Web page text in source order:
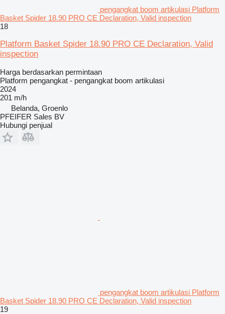
pengangkat boom artikulasi Platform
Basket Spider 18.90 PRO CE Declaration, Valid inspection
18
Platform Basket Spider 18.90 PRO CE Declaration, Valid
inspection
Harga berdasarkan permintaan
Platform pengangkat - pengangkat boom artikulasi
2024
201 m/h
Belanda, Groenlo
PFEIFER Sales BV
Hubungi penjual
pengangkat boom artikulasi Platform
Basket Spider 18.90 PRO CE Declaration, Valid inspection
19